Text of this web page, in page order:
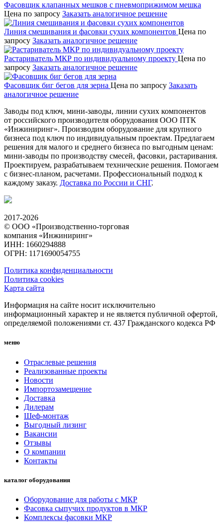
Фасовщик клапанных мешков с пневмоприжимом мешка
Цена по запросу Заказать аналогичное решение
Линия смешивания и фасовки сухих компонентов Цена по
запросу Заказать аналогичное решение
Растариватель МКР по индивидуальному проекту Цена по
запросу Заказать аналогичное решение
Фасовщик биг бегов для зерна Цена по запросу Заказать
аналогичное решение
Заводы под ключ, мини-заводы, линии сухих компонентов
от российского производителя оборудования ООО ПТК
«Инжиниринг». Производим оборудование для крупного
бизнеса под ключ по индивидуальным проектам. Предлагаем
решения для малого и среднего бизнеса по выгодным ценам:
мини-заводы по производству смесей, фасовки, растаривания.
Проектируем, разрабатываем технические решения. Помогаем
с бизнес-планом, расчетами. Профессиональный подход к
каждому заказу. Доставка по России и СНГ.
2017-2026
© ООО «Производственно-торговая
компания «Инжиниринг»
ИНН: 1660294888
ОГРН: 1171690054755
Политика конфиденциальности
Политика cookies
Карта сайта
Информация на сайте носит исключительно
информационный характер и не является публичной офертой,
определяемой положениями ст. 437 Гражданского кодекса РФ
меню
Отраслевые решения
Реализованные проекты
Новости
Импортозамещение
Доставка
Дилерам
Шеф-монтаж
Выгодный лизинг
Вакансии
Отзывы
О компании
Контакты
каталог оборудования
Оборудование для работы с МКР
Фасовка сыпучих продуктов в МКР
Комплексы фасовки МКР